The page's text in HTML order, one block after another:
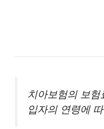
치아보험의 보
입자의 연령에